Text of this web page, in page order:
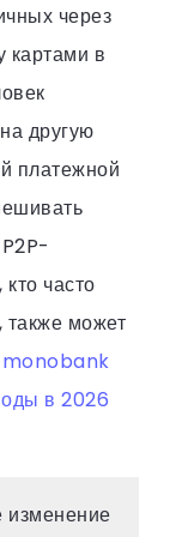
через
картами в
другую
платежной
часто
также может
monobank
в 2026
изменение